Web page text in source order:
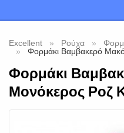
Excellent Ρούχα
Φορμάκι Βαμβακερό
Φορμάκι
Μονόκερος Ροζ